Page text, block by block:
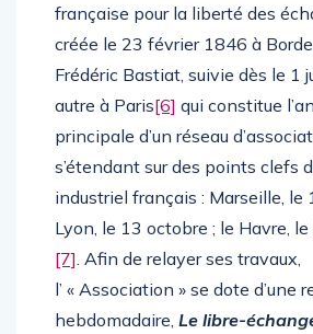
française pour la liberté des
créée le 23 février 1846 à
Frédéric Bastiat, suivie dès le 1
autre à Paris[6] qui constitue
principale d’un réseau
s’étendant sur des points clefs
industriel français : Marseille, le
Lyon, le 13 octobre ; le Havre,
[7] . Afin de relayer ses travaux,
l’ « Association » se dote d’une
hebdomadaire, Le libre-